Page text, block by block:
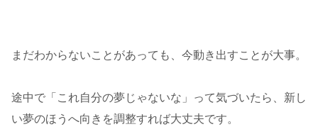
まだわからないことがあっても、今動き出すことが大事。
途中で「これ自分の夢じゃないな」って気づいたら、新し
い夢のほうへ向きを調整すれば大丈夫です。